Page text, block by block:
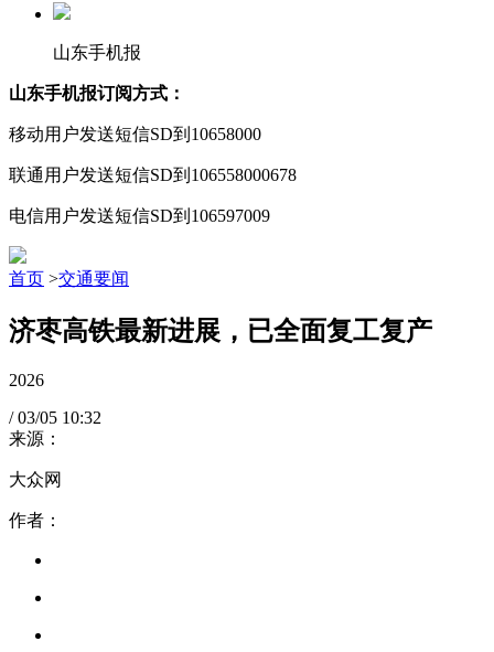
山东手机报
山东手机报订阅方式：
移动用户发送短信SD到10658000
联通用户发送短信SD到106558000678
电信用户发送短信SD到106597009
首页 >交通要闻
济枣高铁最新进展，已全面复工复产
2026
/ 03/05 10:32
来源：
大众网
作者：